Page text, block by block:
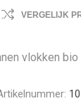
VERGELIJK
vlokken